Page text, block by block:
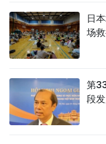
日
场
第
段